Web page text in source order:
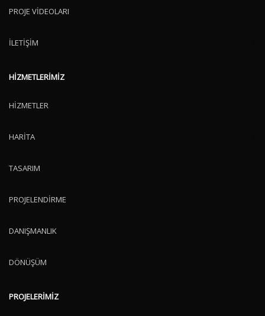
PROJE VİDEOLARI
İLETİŞİM
HİZMETLERİMİZ
HİZMETLER
HARİTA
TASARIM
PROJELENDİRME
DANIŞMANLIK
DÖNÜŞÜM
PROJELERİMİZ